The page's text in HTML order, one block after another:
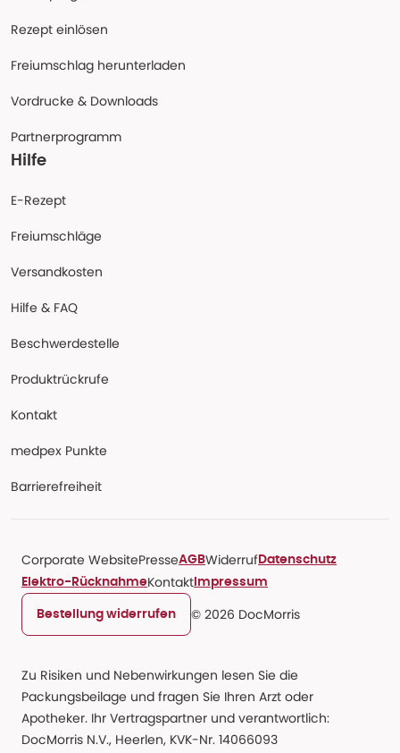
Rezept einlösen
Freiumschlag herunterladen
Vordrucke & Downloads
Partnerprogramm
Hilfe
E-Rezept
Freiumschläge
Versandkosten
Hilfe & FAQ
Beschwerdestelle
Produktrückrufe
Kontakt
medpex Punkte
Barrierefreiheit
Corporate WebsitePresseAGBWiderruf Datenschutz
Elektro-RücknahmeKontakt Impressum
Bestellung widerrufen © 2026 DocMorris
Zu Risiken und Nebenwirkungen lesen Sie die
Packungsbeilage und fragen Sie Ihren Arzt oder
Apotheker. Ihr Vertragspartner und verantwortlich:
DocMorris N.V., Heerlen, KVK-Nr. 14066093